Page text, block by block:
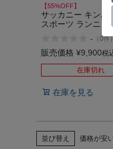
【55%OFF】
サッカニー キンバ
スポーツ ランニン
ーズ ランシュー
KINVARA PRO ア
ト セール
- （0件
販売価格 ¥9,900税
在庫切れ
在庫を見る
並び替え 価格が安